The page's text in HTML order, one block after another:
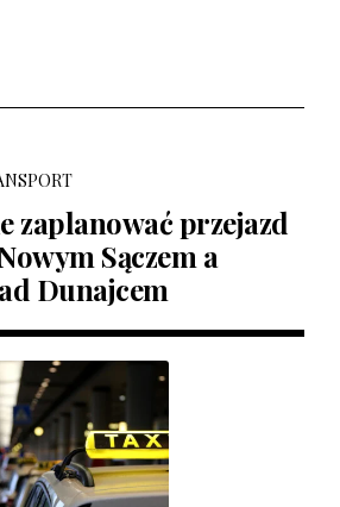
zaplanować przejazd
Sączem a
Dunajcem